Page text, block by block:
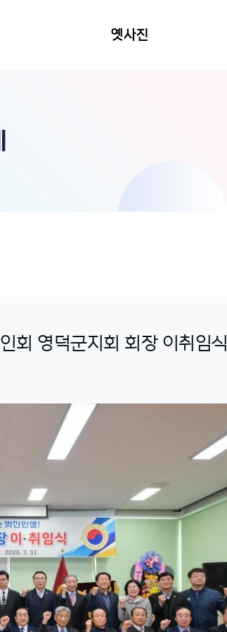
옛사진
영덕군지회 회장 이취임식